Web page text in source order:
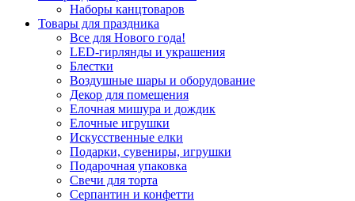
Наборы канцтоваров
Товары для праздника
Все для Нового года!
LED-гирлянды и украшения
Блестки
Воздушные шары и оборудование
Декор для помещения
Елочная мишура и дождик
Елочные игрушки
Искусственные елки
Подарки, сувениры, игрушки
Подарочная упаковка
Свечи для торта
Серпантин и конфетти